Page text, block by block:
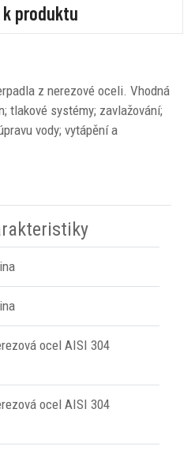
produktu
z nerezové oceli. Vhodná
tlakové systémy; zavlažování;
vody; vytápění a
ocel AISI 304
ocel AISI 304